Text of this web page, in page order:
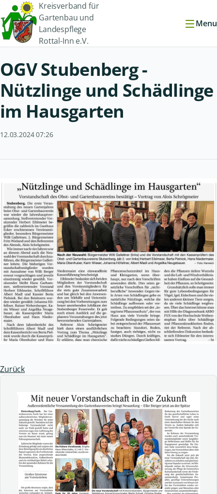
Kreisverband für
Gartenbau und
Landespflege
Rottal-Inn e.V.
Menu
OGV Stubenberg -
Nützlinge und Schädlinge
im Hausgarten
12.03.2024 07:26
Zurück